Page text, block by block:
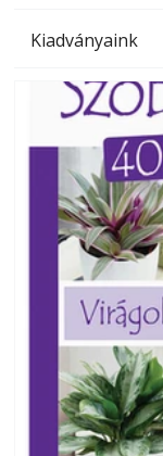
Kiadványaink